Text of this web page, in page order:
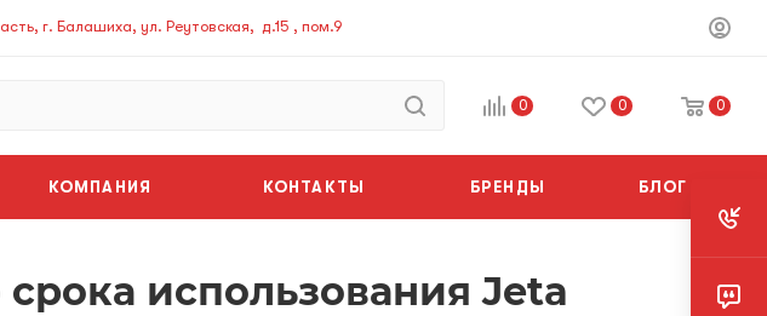
г. Балашиха, ул. Реутовская, д.15 , пом.9
0 0 0
КОМПАНИЯ КОНТАКТЫ БРЕНДЫ БЛОГ
использования Jeta